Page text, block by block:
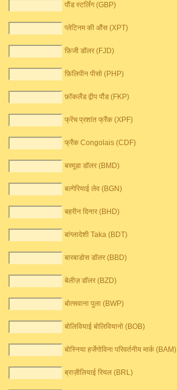
पौंड स्टर्लिंग (GBP)
प्लेटिनम की औंस (XPT)
फ़िजी डॉलर (FJD)
फ़िलिपीन पीसो (PHP)
फ़ॉकलैंड द्वीप पौंड (FKP)
फ्रेंच प्रशांत फ्रैंक (XPF)
फ्रैंक Congolais (CDF)
बरमूडा डॉलर (BMD)
बल्गेरियाई लेव (BGN)
बहरीन दिनार (BHD)
बांग्लादेशी Taka (BDT)
बारबाडोस डॉलर (BBD)
बेलीज़ डॉलर (BZD)
बोत्सवाना पुला (BWP)
बोलिवियाई बोलिवियानो (BOB)
बोस्निया हर्जेगोविना परिवर्तनीय मार्क (BAM)
ब्राज़ीलियाई रियल (BRL)